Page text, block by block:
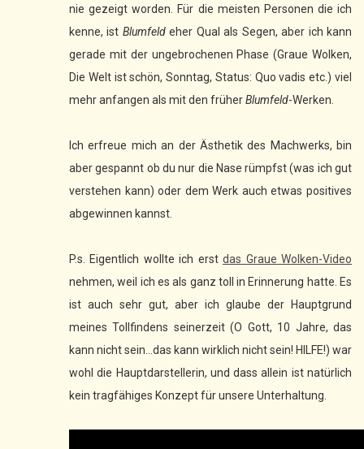
nie gezeigt worden. Für die meisten Personen die ich
kenne, ist Blumfeldeher Qual als Segen, aber ich kann
gerade mit der ungebrochenen Phase (Graue Wolken,
Die Welt ist schön, Sonntag, Status: Quo vadis etc.) viel
mehr anfangen als mit den früherBlumfeld-Werken.
Ich erfreue mich an der Ästhetik des Machwerks, bin
aber gespannt ob du nur die Nase rümpfst (was ich gut
verstehen kann) oder dem Werk auch etwas positives
abgewinnen kannst.
P.s. Eigentlich wollte ich erstdas Graue Wolken-Video
nehmen, weil ich es als ganz toll in Erinnerung hatte. Es
ist auch sehr gut, aber ich glaube der Hauptgrund
meines Tollfindens seinerzeit (O Gott, 10 Jahre, das
kann nicht sein...das kann wirklich nicht sein! HILFE!) war
wohl die Hauptdarstellerin, und dass allein ist natürlich
kein tragfähiges Konzept für unsere Unterhaltung.